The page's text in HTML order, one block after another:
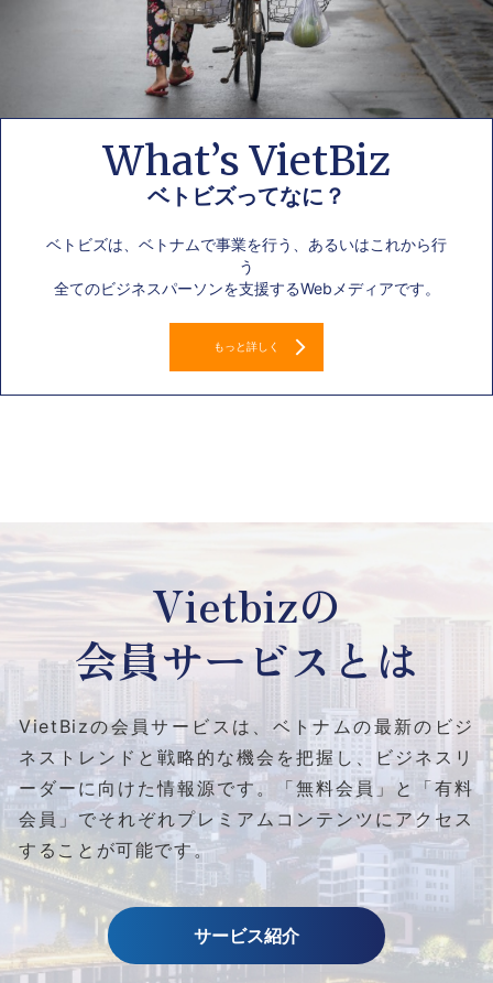
What’s VietBiz
ベトビズってなに？
ベトビズは、ベトナムで事業を行う、あるいはこれから行
う
全てのビジネスパーソンを支援するWebメディアです。
もっと詳しく
Vietbizの
会員サービスとは
VietBizの会員サービスは、ベトナムの最新のビジ
ネストレンドと戦略的な機会を把握し、ビジネスリ
ーダーに向けた情報源です。
「無料会員」と「有料
会員」でそれぞれプレミアムコンテンツにアクセス
することが可能です。
サービス紹介